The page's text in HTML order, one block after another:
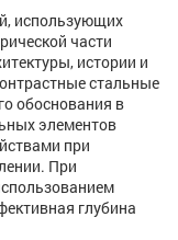
использующих
части
истории и
стальные
обоснования в
элементов
при
При
глубина